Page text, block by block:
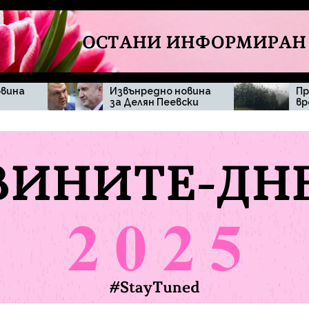
Извънредно новина
за Делян Пеевски
Промяна във
времето изненада
жителите на